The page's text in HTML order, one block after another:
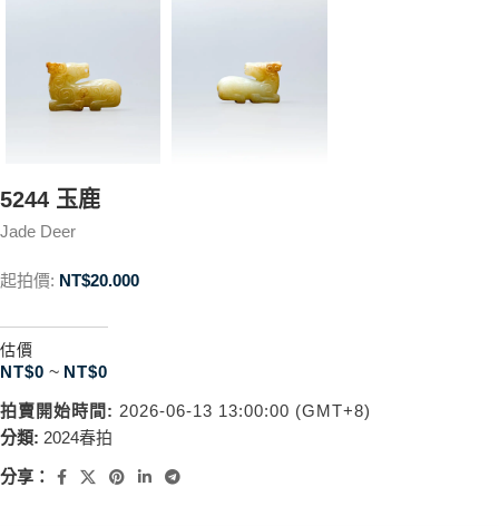
5244 玉鹿
Jade Deer
起拍價: NT$20.000
估價
NT$0 ~ NT$0
拍賣開始時間: 2026-06-13 13:00:00 (GMT+8)
分類: 2024春拍
分享：